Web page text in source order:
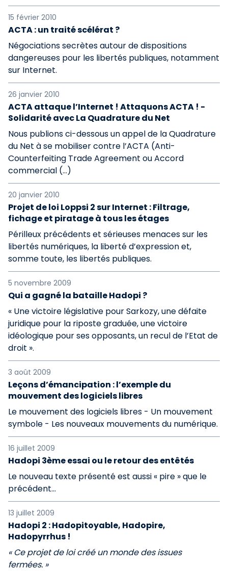
15 février 2010
ACTA : un traité scélérat ?
Négociations secrètes autour de dispositions
dangereuses pour les libertés publiques, notamment
sur Internet.
26 janvier 2010
ACTA attaque l’Internet ! Attaquons ACTA ! -
Solidarité avec La Quadrature du Net
Nous publions ci-dessous un appel de la Quadrature
du Net à se mobiliser contre l’ACTA (Anti-
Counterfeiting Trade Agreement ou Accord
commercial (…)
20 janvier 2010
Projet de loi Loppsi 2 sur Internet : Filtrage,
fichage et piratage à tous les étages
Périlleux précédents et sérieuses menaces sur les
libertés numériques, la liberté d’expression et,
somme toute, les libertés publiques.
5 novembre 2009
Qui a gagné la bataille Hadopi ?
« Une victoire législative pour Sarkozy, une défaite
juridique pour la riposte graduée, une victoire
idéologique pour ses opposants, un recul de l’Etat de
droit ».
3 août 2009
Leçons d’émancipation : l’exemple du
mouvement des logiciels libres
Le mouvement des logiciels libres - Un mouvement
symbole - Les nouveaux mouvements du numérique.
16 juillet 2009
Hadopi 3ème essai ou le retour des entêtés
Le nouveau texte présenté est aussi « pire » que le
précédent...
13 juillet 2009
Hadopi 2 : Hadopitoyable, Hadopire,
Hadopyrrhus !
« Ce projet de loi créé un monde des issues
fermées. »